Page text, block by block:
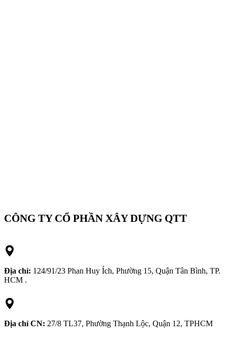
CÔNG TY CỔ PHẦN XÂY DỰNG QTT
Địa chỉ: 124/91/23 Phan Huy Ích, Phường 15, Quận Tân Bình, TP.
HCM .
Địa chỉ CN: 27/8 TL37, Phường Thạnh Lộc, Quận 12, TPHCM